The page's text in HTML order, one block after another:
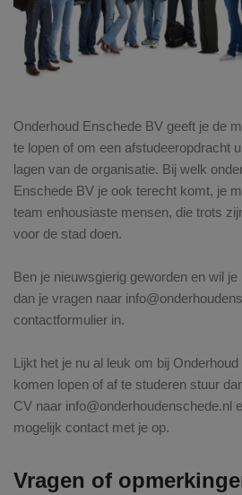
Onderhoud Enschede BV geeft je de
te lopen of om een afstudeeropdracht
lagen van de organisatie. Bij welk
Enschede BV je ook terecht komt, je
team enhousiaste mensen, die trots
voor de stad doen.
Ben je nieuwsgierig geworden en wil
dan je vragen naar
contactformulier in.
Lijkt het je nu al leuk om bij
komen lopen of af te studeren stuur
CV naar info@onderhoudenschede.nl
mogelijk contact met je op.
Vragen of